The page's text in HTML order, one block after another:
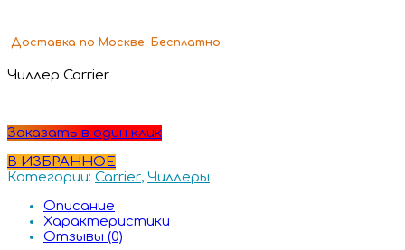
Доставка по Москве: Бесплатно
Чиллер Carrier
Заказать в один клик
В ИЗБРАННОЕ
Категории: Carrier, Чиллеры
Описание
Характеристики
Отзывы (0)